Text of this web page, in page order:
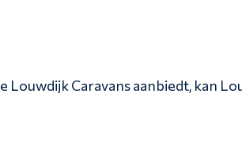
Louwdijk Caravans aanbiedt, kan